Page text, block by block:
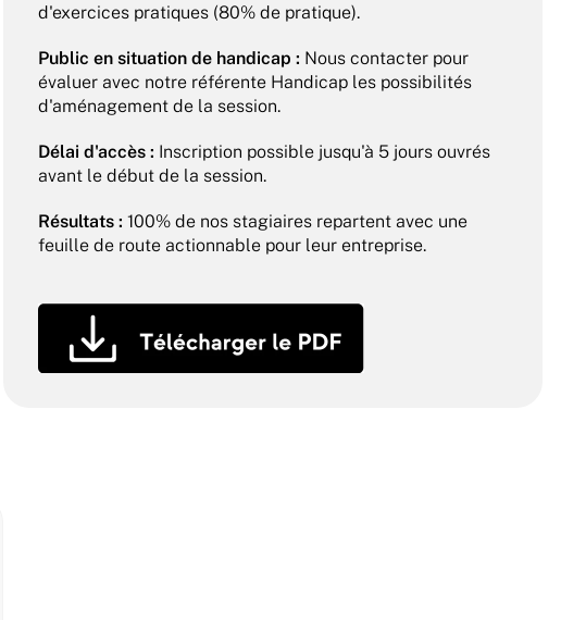
d'exercices pratiques (80% de pratique).
Public en situation de handicap : Nous contacter pour
évaluer avec notre référente Handicap les possibilités
d'aménagement de la session.
Délai d'accès : Inscription possible jusqu'à 5 jours ouvrés
avant le début de la session.
Résultats : 100% de nos stagiaires repartent avec une
feuille de route actionnable pour leur entreprise.